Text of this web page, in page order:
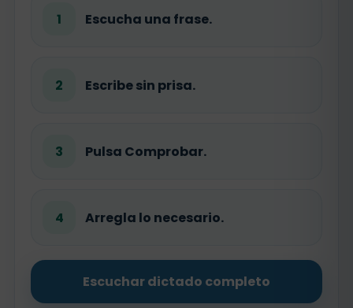
1 Escucha una frase.
2 Escribe sin prisa.
3 Pulsa Comprobar.
4 Arregla lo necesario.
Escuchar dictado completo